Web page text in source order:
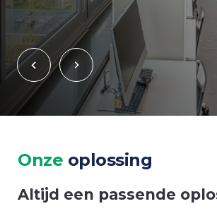
Onze oplossing
Altijd een passende